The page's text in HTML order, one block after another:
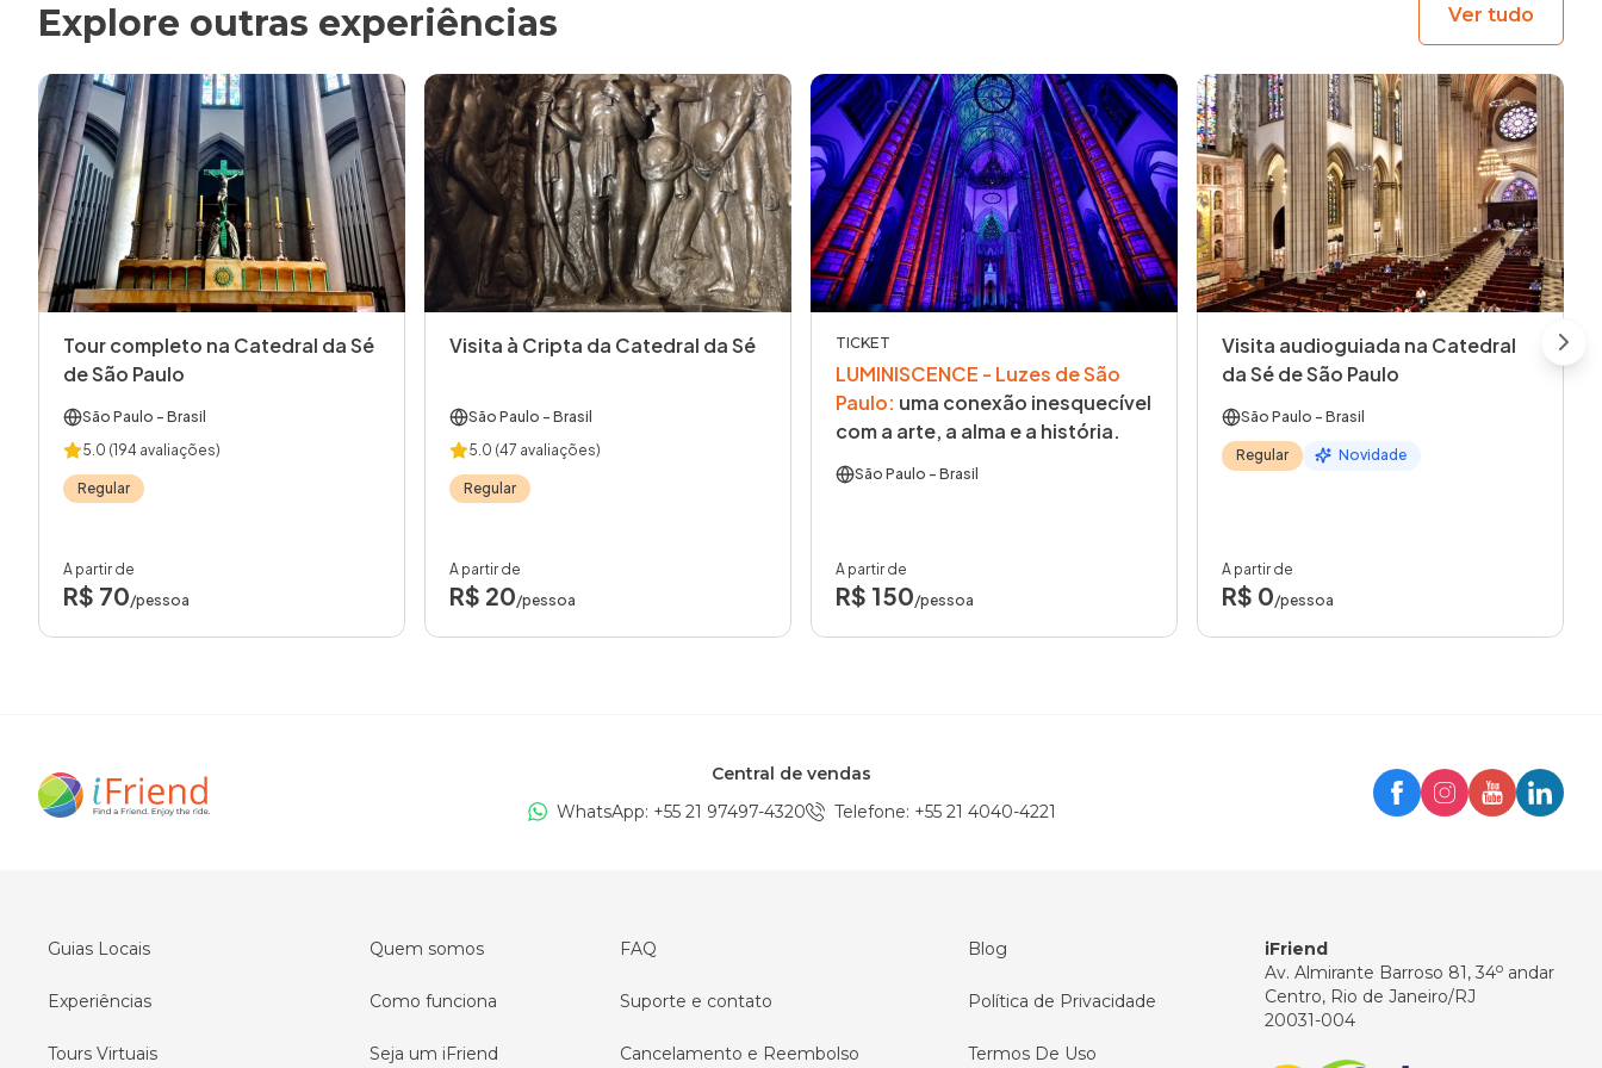
Explore outras experiências Ver tudo
Tour completo na Catedral da Sé
de São Paulo
São Paulo - Brasil
5.0 (194 avaliações)
Regular
A partir de
R$ 70/pessoa
Visita à Cripta da Catedral da Sé
São Paulo - Brasil
5.0 (47 avaliações)
Regular
A partir de
R$ 20/pessoa
TICKET
LUMINISCENCE - Luzes de São
Paulo: uma conexão inesquecível
com a arte, a alma e a história.
São Paulo - Brasil
A partir de
R$ 150/pessoa
Visita audioguiada na Catedral
da Sé de São Paulo
São Paulo - Brasil
Regular Novidade
A partir de
R$ 0/pessoa
Central de vendas
WhatsApp: +55 21 97497-4320 Telefone: +55 21 4040-4221
Guias Locais
Experiências
Tours Virtuais
Quem somos
Como funciona
Seja um iFriend
FAQ
Suporte e contato
Cancelamento e Reembolso
Blog
Política de Privacidade
Termos De Uso
iFriend
Av. Almirante Barroso 81, 34o andar
Centro, Rio de Janeiro/RJ
20031-004